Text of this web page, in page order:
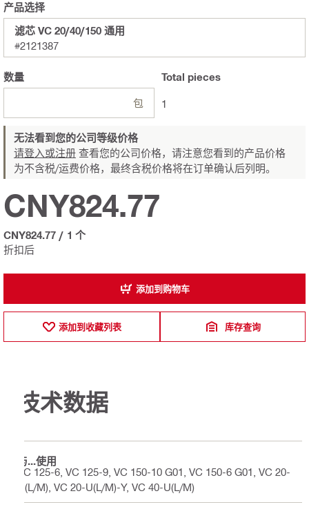
产品选择
滤芯 VC 20/40/150 通用
#2121387
数量
包
Total pieces
1
无法看到您的公司等级价格
请登入或注册 查看您的公司价格，请注意您看到的产品价格
为不含税/运费价格，最终含税价格将在订单确认后列明。
折扣后
CNY824.77
CNY824.77 / 1 个
添加到购物车
添加到收藏列表 库存查询
技术数据
与...使用
VC 125-6, VC 125-9, VC 150-10 G01, VC 150-6 G01, VC 20-
U(L/M), VC 20-U(L/M)-Y, VC 40-U(L/M)